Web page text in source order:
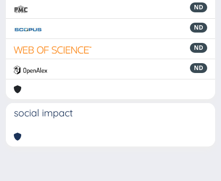
ND
ND
ND
ND
social impact